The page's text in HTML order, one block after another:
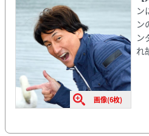
画像(6枚)
ン
ン
ン
れ